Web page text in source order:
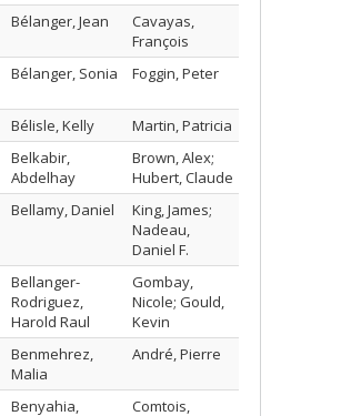
Bélanger, Jean
Cavayas,
François
Bélanger, Sonia Foggin, Peter
Bélisle, Kelly
Martin, Patricia
Belkabir,
Abdelhay
Brown, Alex;
Hubert, Claude
Bellamy, Daniel
King, James;
Nadeau,
Daniel F.
Bellanger-
Rodriguez,
Harold Raul
Gombay,
Nicole; Gould,
Kevin
Benmehrez,
Malia
André, Pierre
Benyahia,
Comtois,